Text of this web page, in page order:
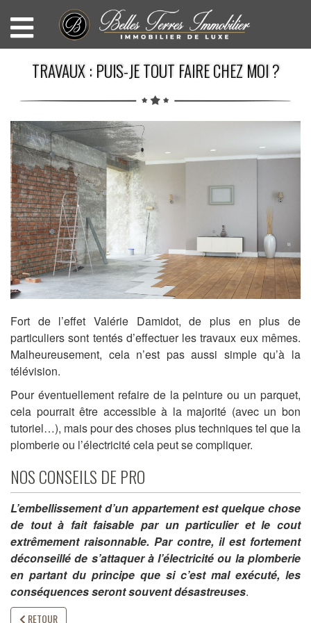
TRAVAUX : PUIS-JE TOUT FAIRE CHEZ MOI ?
Fort de l’effet Valérie Damidot, de plus en plus de
particuliers sont tentés d’effectuer les travaux eux mêmes.
Malheureusement, cela n’est pas aussi simple qu’à la
télévision.
Pour éventuellement refaire de la peinture ou un parquet,
cela pourrait être accessible à la majorité (avec un bon
tutoriel…), mais pour des choses plus techniques tel que la
plomberie ou l’électricité cela peut se compliquer.
NOS CONSEILS DE PRO
L’embellissement d’un appartement est quelque chose
de tout à fait faisable par un particulier et le cout
extrêmement raisonnable. Par contre, il est fortement
déconseillé de s’attaquer à l’électricité ou la plomberie
en partant du principe que si c’est mal exécuté, les
conséquences seront souvent désastreuses.
RETOUR